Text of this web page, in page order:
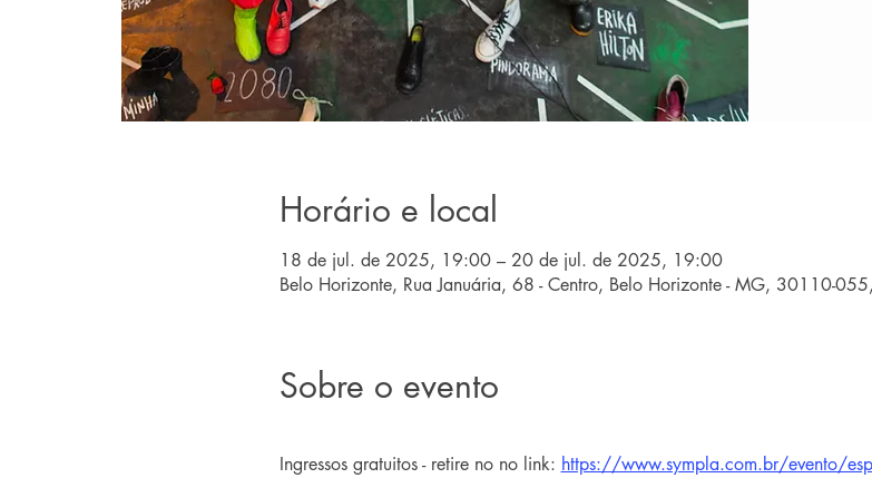
Horário e local
18 de jul. de 2025, 19:00 – 20 de jul. de 2025, 19:00
Belo Horizonte, Rua Januária, 68 - Centro, Belo Horizonte - MG, 30110-
Sobre o evento
Ingressos gratuitos - retire no no link: https://www.sympla.com.br/evento/